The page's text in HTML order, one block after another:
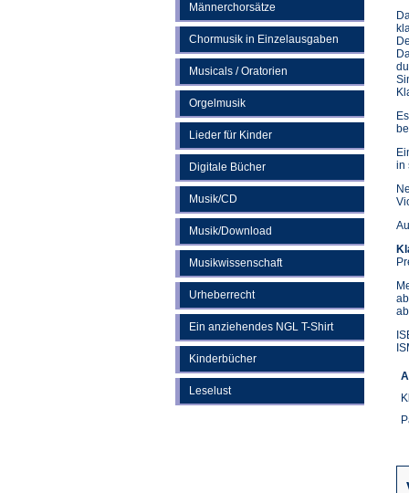
Männerchorsätze
Chormusik in Einzelausgaben
Musicals / Oratorien
Orgelmusik
Lieder für Kinder
Digitale Bücher
Musik/CD
Musik/Download
Musikwissenschaft
Urheberrecht
Ein anziehendes NGL T-Shirt
Kinderbücher
Leselust
in